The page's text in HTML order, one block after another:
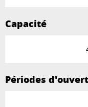
Capacité
Périodes